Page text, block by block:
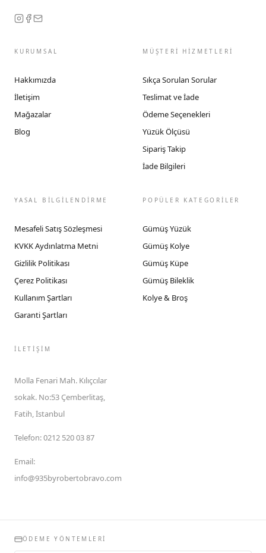
KURUMSAL
Hakkımızda
İletişim
Mağazalar
Blog
MÜŞTERİ HİZMETLERİ
Sıkça Sorulan Sorular
Teslimat ve İade
Ödeme Seçenekleri
Yüzük Ölçüsü
Sipariş Takip
İade Bilgileri
YASAL BİLGİLENDİRME
Mesafeli Satış Sözleşmesi
KVKK Aydınlatma Metni
Gizlilik Politikası
Çerez Politikası
Kullanım Şartları
Garanti Şartları
POPÜLER KATEGORİLER
Gümüş Yüzük
Gümüş Kolye
Gümüş Küpe
Gümüş Bileklik
Kolye & Broş
İLETIŞIM
Molla Fenari Mah. Kılıçcılar
sokak. No:53 Çemberlitaş,
Fatih, İstanbul
Telefon:0212 520 03 87
Email:
info@935byrobertobravo.com
ÖDEME YÖNTEMLERI